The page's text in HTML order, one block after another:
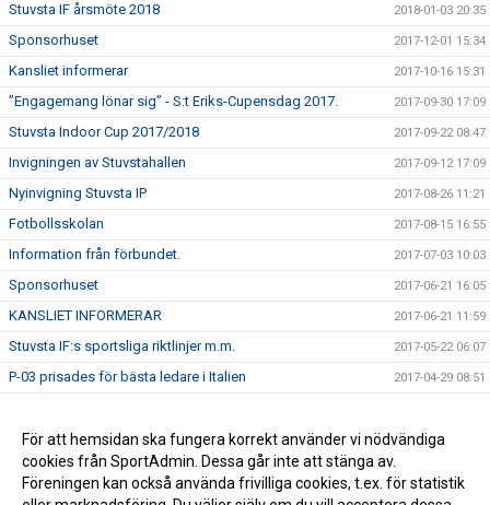
Stuvsta IF årsmöte 2018 2018-01-03 20:35
Sponsorhuset 2017-12-01 15:34
Kansliet informerar 2017-10-16 15:31
”Engagemang lönar sig” - S:t Eriks-Cupensdag 2017. 2017-09-30 17:09
Stuvsta Indoor Cup 2017/2018 2017-09-22 08:47
Invigningen av Stuvstahallen 2017-09-12 17:09
Nyinvigning Stuvsta IP 2017-08-26 11:21
Fotbollsskolan 2017-08-15 16:55
Information från förbundet. 2017-07-03 10:03
Sponsorhuset 2017-06-21 16:05
KANSLIET INFORMERAR 2017-06-21 11:59
Stuvsta IF:s sportsliga riktlinjer m.m. 2017-05-22 06:07
P-03 prisades för bästa ledare i Italien 2017-04-29 08:51
Stuvsta IF arrangerar sjunde upplagan av Stuvsta outdoor 2017-03-07 22:48
Stuvstahallen 2017-02-01 14:17
För att hemsidan ska fungera korrekt använder vi nödvändiga
cookies från SportAdmin. Dessa går inte att stänga av.
Föreningen kan också använda frivilliga cookies, t.ex. för statistik